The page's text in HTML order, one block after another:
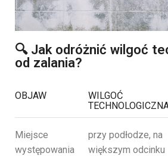
🔍 Jak odróżnić wilgoć
od zalania?
OBJAW
WILGOĆ
Miejsce
występowania
przy podłodze, na
większym odcinku